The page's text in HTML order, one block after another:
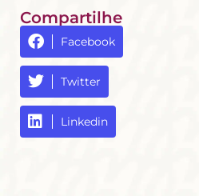
Compartilhe
Facebook
Twitter
Linkedin